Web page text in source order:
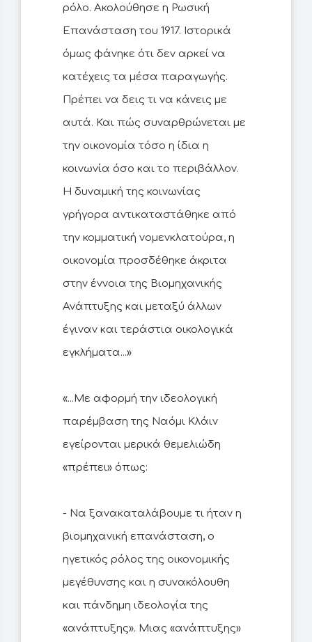
ρόλο. Ακολούθησε η Ρωσική
Επανάσταση του 1917. Ιστορικά
όμως φάνηκε ότι δεν αρκεί να
κατέχεις τα μέσα παραγωγής.
Πρέπει να δεις τι να κάνεις με
αυτά. Και πώς συναρθρώνεται με
την οικονομία τόσο η ίδια η
κοινωνία όσο και το περιβάλλον.
Η δυναμική της κοινωνίας
γρήγορα αντικαταστάθηκε από
την κομματική νομενκλατούρα, η
οικονομία προσδέθηκε άκριτα
στην έννοια της Βιομηχανικής
Ανάπτυξης και μεταξύ άλλων
έγιναν και τεράστια οικολογικά
εγκλήματα...»
«...Με αφορμή την ιδεολογική
παρέμβαση της Ναόμι Κλάιν
εγείρονται μερικά θεμελιώδη
«πρέπει» όπως:
- Να ξανακαταλάβουμε τι ήταν η
βιομηχανική επανάσταση, ο
ηγετικός ρόλος της οικονομικής
μεγέθυνσης και η συνακόλουθη
και πάνδημη ιδεολογία της
«ανάπτυξης». Μιας «ανάπτυξης»